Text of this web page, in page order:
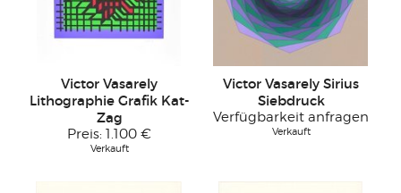
Victor Vasarely
Lithographie Grafik Kat-
Zag
Preis: 1.100 €
Verkauft
Victor Vasarely Sirius
Siebdruck
Verfügbarkeit anfragen
Verkauft